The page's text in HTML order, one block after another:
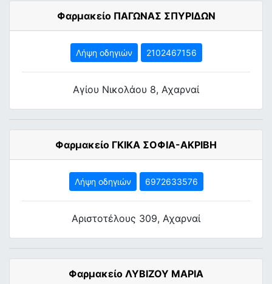
Φαρμακείο ΠΑΓΩΝΑΣ ΣΠΥΡΙΔΩΝ
Λήψη οδηγιών 2102467156
Αγίου Νικολάου 8, Αχαρναί
Φαρμακείο ΓΚΙΚΑ ΣΟΦΙΑ-ΑΚΡΙΒΗ
Λήψη οδηγιών 6972633576
Αριστοτέλους 309, Αχαρναί
Φαρμακείο ΛΥΒΙΖΟΥ ΜΑΡΙΑ